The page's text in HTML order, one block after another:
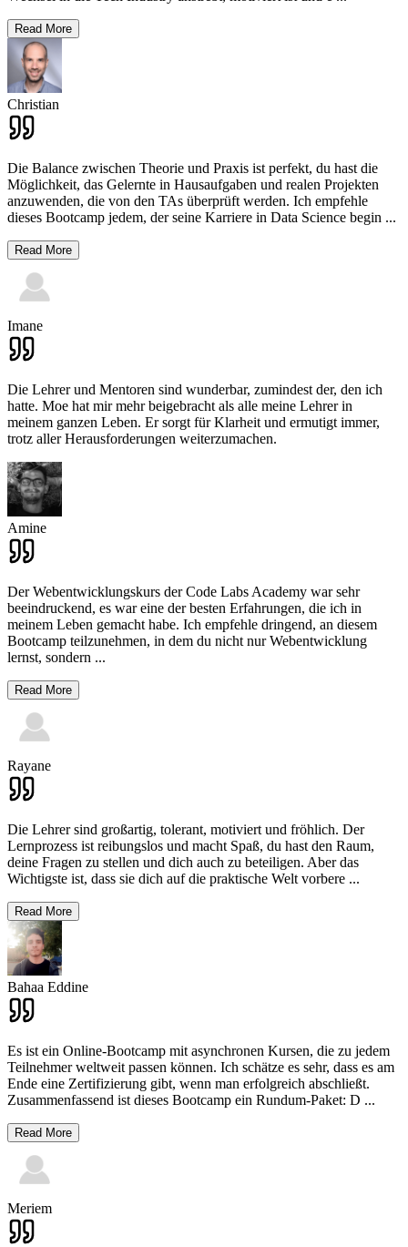
Read More
Christian
Die Balance zwischen Theorie und Praxis ist perfekt, du hast die
Möglichkeit, das Gelernte in Hausaufgaben und realen Projekten
anzuwenden, die von den TAs überprüft werden. Ich empfehle
dieses Bootcamp jedem, der seine Karriere in Data Science begin ...
Read More
Imane
Die Lehrer und Mentoren sind wunderbar, zumindest der, den ich
hatte. Moe hat mir mehr beigebracht als alle meine Lehrer in
meinem ganzen Leben. Er sorgt für Klarheit und ermutigt immer,
trotz aller Herausforderungen weiterzumachen.
Amine
Der Webentwicklungskurs der Code Labs Academy war sehr
beeindruckend, es war eine der besten Erfahrungen, die ich in
meinem Leben gemacht habe. Ich empfehle dringend, an diesem
Bootcamp teilzunehmen, in dem du nicht nur Webentwicklung
lernst, sondern ...
Read More
Rayane
Die Lehrer sind großartig, tolerant, motiviert und fröhlich. Der
Lernprozess ist reibungslos und macht Spaß, du hast den Raum,
deine Fragen zu stellen und dich auch zu beteiligen. Aber das
Wichtigste ist, dass sie dich auf die praktische Welt vorbere ...
Read More
Bahaa Eddine
Es ist ein Online-Bootcamp mit asynchronen Kursen, die zu jedem
Teilnehmer weltweit passen können. Ich schätze es sehr, dass es am
Ende eine Zertifizierung gibt, wenn man erfolgreich abschließt.
Zusammenfassend ist dieses Bootcamp ein Rundum-Paket: D ...
Read More
Meriem